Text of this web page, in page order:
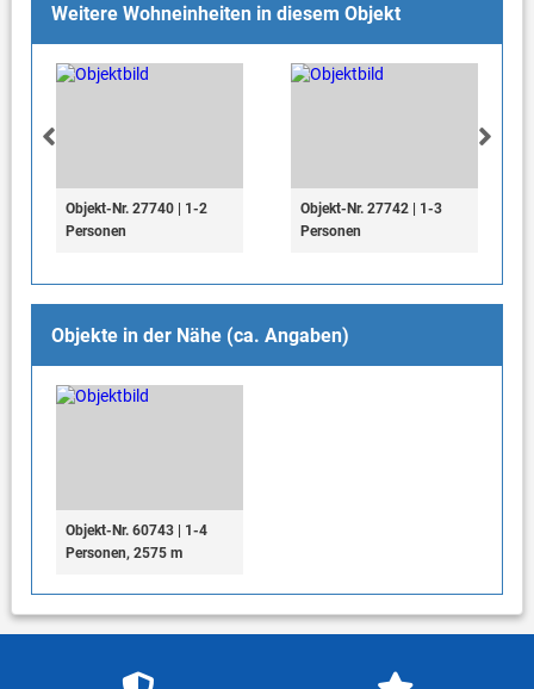
Weitere Wohneinheiten in diesem Objekt
Objekt-Nr. 27740 | 1-2
Personen
Objekt-Nr. 27742 | 1-3
Personen
Objekte in der Nähe (ca. Angaben)
Objekt-Nr. 60743 | 1-4
Personen, 2575 m